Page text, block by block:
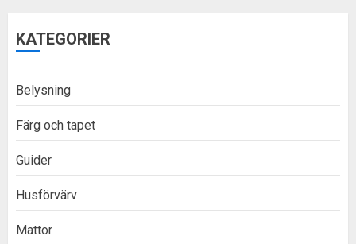
KATEGORIER
Belysning
Färg och tapet
Guider
Husförvärv
Mattor